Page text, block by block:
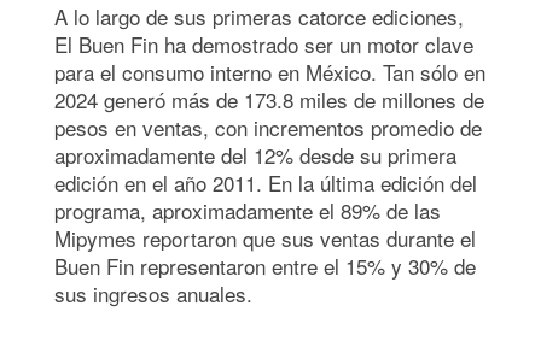
A lo largo de sus primeras catorce ediciones,
El Buen Fin ha demostrado ser un motor clave
para el consumo interno en México. Tan sólo en
2024 generó más de 173.8 miles de millones de
pesos en ventas, con incrementos promedio de
aproximadamente del 12% desde su primera
edición en el año 2011. En la última edición del
programa, aproximadamente el 89% de las
Mipymes reportaron que sus ventas durante el
Buen Fin representaron entre el 15% y 30% de
sus ingresos anuales.